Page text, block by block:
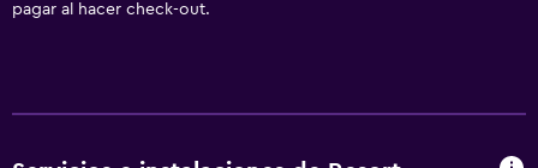
pagar al hacer check-out.